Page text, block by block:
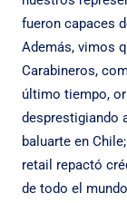
fueron capaces
Además, vimos
Carabineros,
último tiempo,
desprestigiando
baluarte en
retail repactó
de todo el